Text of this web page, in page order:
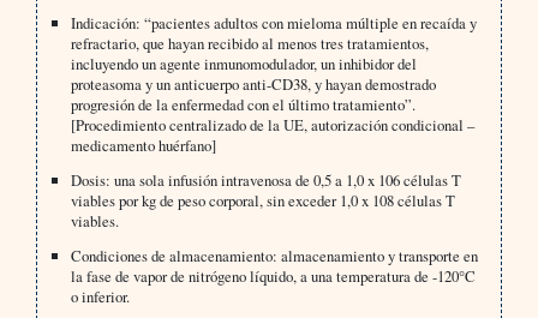
Indicación: “pacientes adultos con mieloma múltiple en recaída y
refractario, que hayan recibido al menos tres tratamientos,
incluyendo un agente inmunomodulador, un inhibidor del
proteasoma y un anticuerpo anti-CD38, y hayan demostrado
progresión de la enfermedad con el último tratamiento”.
[Procedimiento centralizado de la UE, autorización condicional –
medicamento huérfano]
Dosis: una sola infusión intravenosa de 0,5 a 1,0 x 106 células T
viables por kg de peso corporal, sin exceder 1,0 x 108 células T
viables.
Condiciones de almacenamiento: almacenamiento y transporte en
la fase de vapor de nitrógeno líquido, a una temperatura de -120°C
o inferior.